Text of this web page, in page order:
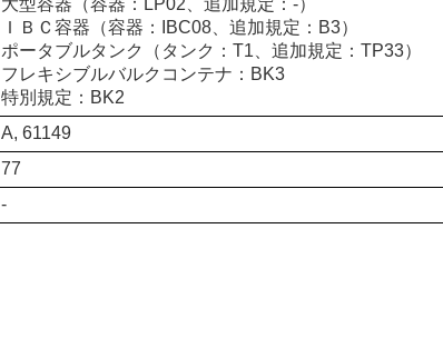
ＩＢＣ容器（容器：IBC08、追加規定：B3）
ポータブルタンク（タンク：T1、追加規定：TP33）
フレキシブルバルクコンテナ：BK3
特別規定：BK2
A, 61149
77
-